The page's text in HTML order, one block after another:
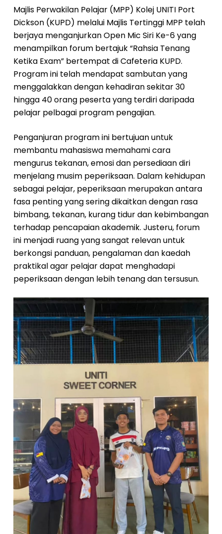
Majlis Perwakilan Pelajar (MPP) Kolej UNITI Port
Dickson (KUPD) melalui Majlis Tertinggi MPP telah
berjaya menganjurkan Open Mic Siri Ke-6 yang
menampilkan forum bertajuk “Rahsia Tenang
Ketika Exam” bertempat di Cafeteria KUPD.
Program ini telah mendapat sambutan yang
menggalakkan dengan kehadiran sekitar 30
hingga 40 orang peserta yang terdiri daripada
pelajar pelbagai program pengajian.
Penganjuran program ini bertujuan untuk
membantu mahasiswa memahami cara
mengurus tekanan, emosi dan persediaan diri
menjelang musim peperiksaan. Dalam kehidupan
sebagai pelajar, peperiksaan merupakan antara
fasa penting yang sering dikaitkan dengan rasa
bimbang, tekanan, kurang tidur dan kebimbangan
terhadap pencapaian akademik. Justeru, forum
ini menjadi ruang yang sangat relevan untuk
berkongsi panduan, pengalaman dan kaedah
praktikal agar pelajar dapat menghadapi
peperiksaan dengan lebih tenang dan tersusun.